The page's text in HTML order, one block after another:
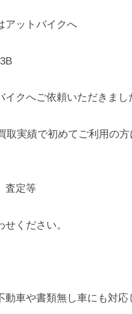
アットバイクへ
クへご依頼いただきまし
取実績で初めてご利用の
査定等
ください。
車や書類無し車にも対応